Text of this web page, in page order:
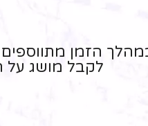
הזמן
לקבל מושג על